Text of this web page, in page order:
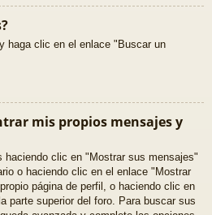
haga clic en el enlace "Buscar un
mis propios mensajes y
haciendo clic en "Mostrar sus mensajes"
o haciendo clic en el enlace "Mostrar
página de perfil, o haciendo clic en
parte superior del foro. Para buscar sus